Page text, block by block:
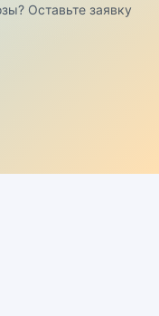
Оставьте заявку